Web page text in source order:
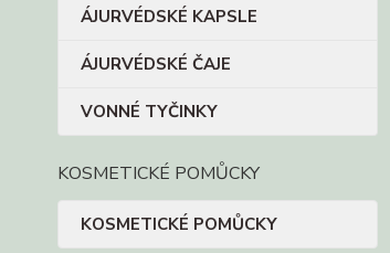
ÁJURVÉDSKÉ KAPSLE
ÁJURVÉDSKÉ ČAJE
VONNÉ TYČINKY
KOSMETICKÉ POMŮCKY
KOSMETICKÉ POMŮCKY